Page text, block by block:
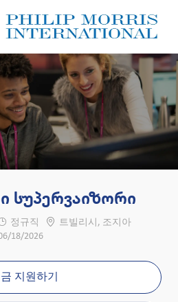
სუპერვაიზორი
정규직 위치트빌리시, 조지아
일18/2026
지원하기